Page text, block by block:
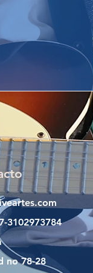
3102973784
no 78-28